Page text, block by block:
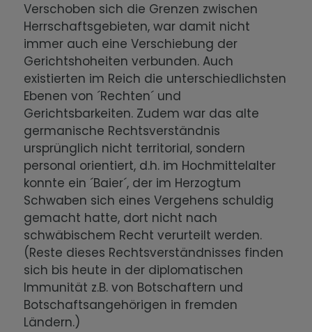
Verschoben sich die Grenzen zwischen
Herrschaftsgebieten, war damit nicht
immer auch eine Verschiebung der
Gerichtshoheiten verbunden. Auch
existierten im Reich die unterschiedlichsten
Ebenen von ´Rechten´ und
Gerichtsbarkeiten. Zudem war das alte
germanische Rechtsverständnis
ursprünglich nicht territorial, sondern
personal orientiert, d.h. im Hochmittelalter
konnte ein ´Baier´, der im Herzogtum
Schwaben sich eines Vergehens schuldig
gemacht hatte, dort nicht nach
schwäbischem Recht verurteilt werden.
(Reste dieses Rechtsverständnisses finden
sich bis heute in der diplomatischen
Immunität z.B. von Botschaftern und
Botschaftsangehörigen in fremden
Ländern.)